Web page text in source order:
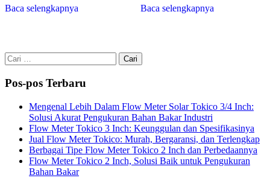
Baca selengkapnya Baca selengkapnya
Cari
untuk:
Pos-pos Terbaru
Mengenal Lebih Dalam Flow Meter Solar Tokico 3/4 Inch:
Solusi Akurat Pengukuran Bahan Bakar Industri
Flow Meter Tokico 3 Inch: Keunggulan dan Spesifikasinya
Jual Flow Meter Tokico: Murah, Bergaransi, dan Terlengkap
Berbagai Tipe Flow Meter Tokico 2 Inch dan Perbedaannya
Flow Meter Tokico 2 Inch, Solusi Baik untuk Pengukuran
Bahan Bakar